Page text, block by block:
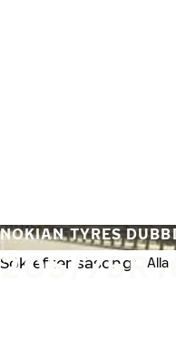
205/
NOKIAN TYRES
Sök efter säsong: Alla